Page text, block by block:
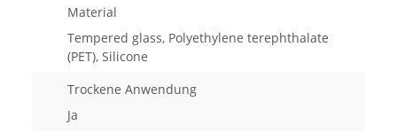
Material
Tempered glass, Polyethylene terephthalate
(PET), Silicone
Trockene Anwendung
Ja